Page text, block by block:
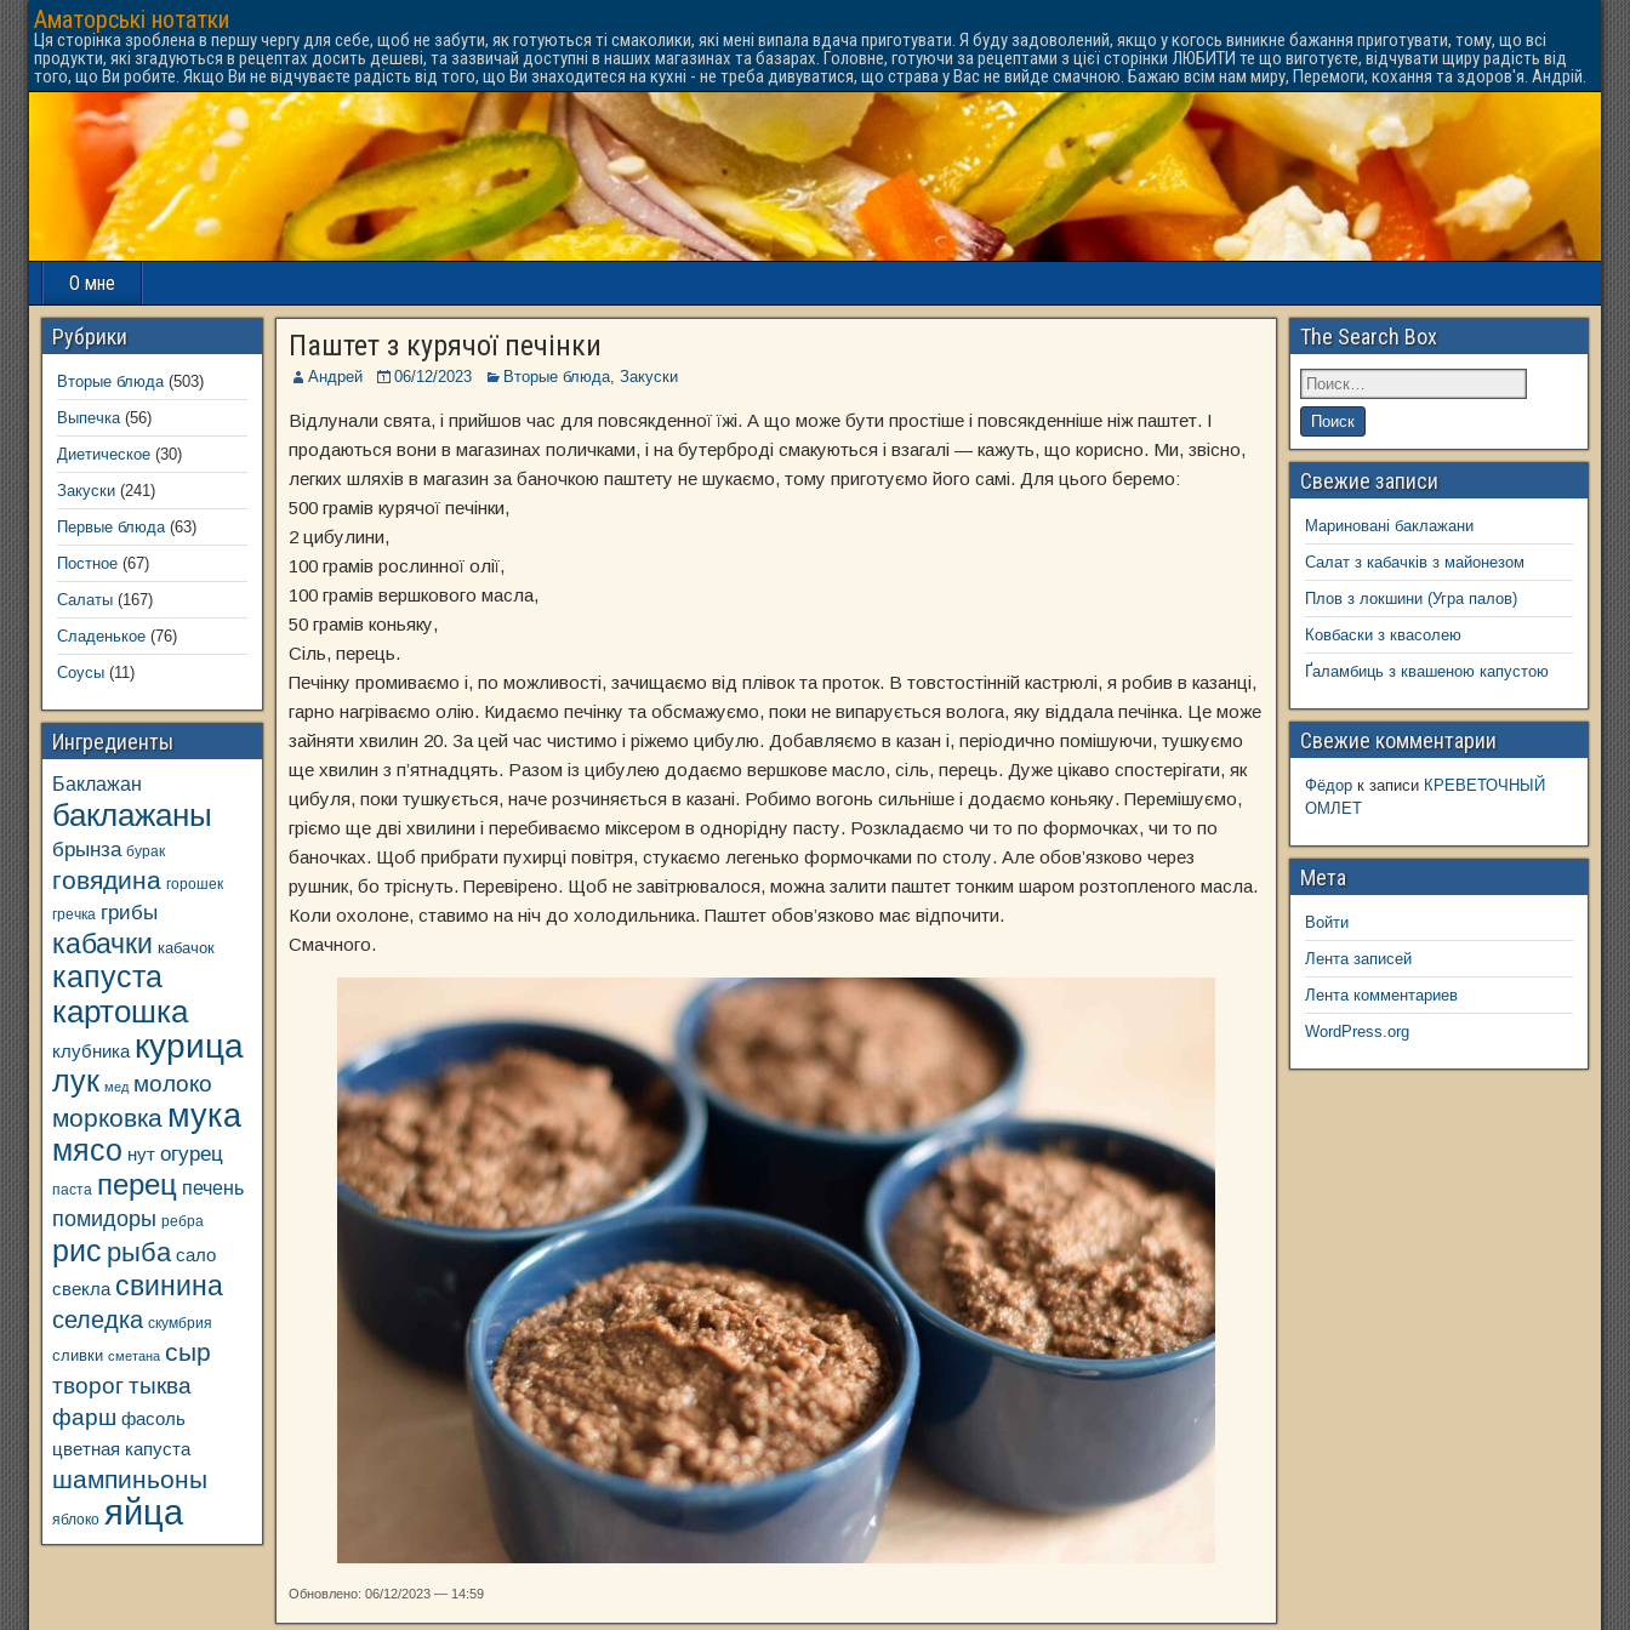
Аматорські нотатки
Ця сторінка зроблена в першу чергу для себе, щоб не забути, як готуються ті смаколики, які мені випала вдача приготувати. Я буду задоволений, якщо у когось виникне бажання приготувати, тому, що всі
продукти, які згадуються в рецептах досить дешеві, та зазвичай доступні в наших магазинах та базарах. Головне, готуючи за рецептами з цієї сторінки ЛЮБИТИ те що виготуєте, відчувати щиру радість від
того, що Ви робите. Якщо Ви не відчуваєте радість від того, що Ви знаходитеся на кухні - не треба дивуватися, що страва у Вас не вийде смачною. Бажаю всім нам миру, Перемоги, кохання та здоров'я. Андрій.
О мне
Паштет з курячої печінки
Андрей 06/12/2023 Вторые блюда, Закуски
Відлунали свята, і прийшов час для повсякденної їжі. А що може бути простіше і повсякденніше ніж паштет. І
продаються вони в магазинах поличками, і на бутерброді смакуються і взагалі — кажуть, що корисно. Ми, звісно,
легких шляхів в магазин за баночкою паштету не шукаємо, тому приготуємо його самі. Для цього беремо:
500 грамів курячої печінки,
2 цибулини,
100 грамів рослинної олії,
100 грамів вершкового масла,
50 грамів коньяку,
Сіль, перець.
Печінку промиваємо і, по можливості, зачищаємо від плівок та проток. В товстостінній кастрюлі, я робив в казанці,
гарно нагріваємо олію. Кидаємо печінку та обсмажуємо, поки не випарується волога, яку віддала печінка. Це може
зайняти хвилин 20. За цей час чистимо і ріжемо цибулю. Добавляємо в казан і, періодично помішуючи, тушкуємо
ще хвилин з п’ятнадцять. Разом із цибулею додаємо вершкове масло, сіль, перець. Дуже цікаво спостерігати, як
цибуля, поки тушкується, наче розчиняється в казані. Робимо вогонь сильніше і додаємо коньяку. Перемішуємо,
гріємо ще дві хвилини і перебиваємо міксером в однорідну пасту. Розкладаємо чи то по формочках, чи то по
баночках. Щоб прибрати пухирці повітря, стукаємо легенько формочками по столу. Але обов’язково через
рушник, бо тріснуть. Перевірено. Щоб не завітрювалося, можна залити паштет тонким шаром розтопленого масла.
Коли охолоне, ставимо на ніч до холодильника. Паштет обов’язково має відпочити.
Смачного.
Обновлено: 06/12/2023 — 14:59
Рубрики
Вторые блюда(503)
Выпечка(56)
Диетическое (30)
Закуски (241)
Первые блюда(63)
Постное (67)
Салаты (167)
Сладенькое (76)
Соусы (11)
Ингредиенты
Баклажан
баклажаны
брынза бурак
говядина горошек
гречка грибы
кабачки кабачок
капуста
картошка
клубника курица
лук мед молоко
морковка мука
мясо нут огурец
паста перец печень
помидоры ребра
рис рыба сало
свекла свинина
селедка скумбрия
сливки сметана сыр
творогтыква
фарш фасоль
цветная капуста
шампиньоны
яблоко яйца
The Search Box
Свежие записи
Мариновані баклажани
Салат з кабачків з майонезом
Плов з локшини (Угра палов)
Ковбаски з квасолею
Ґаламбиць з квашеною капустою
Свежие комментарии
Фёдорк записи КРЕВЕТОЧНЫЙ
ОМЛЕТ
Мета
Войти
Лента записей
Лента комментариев
WordPress.org